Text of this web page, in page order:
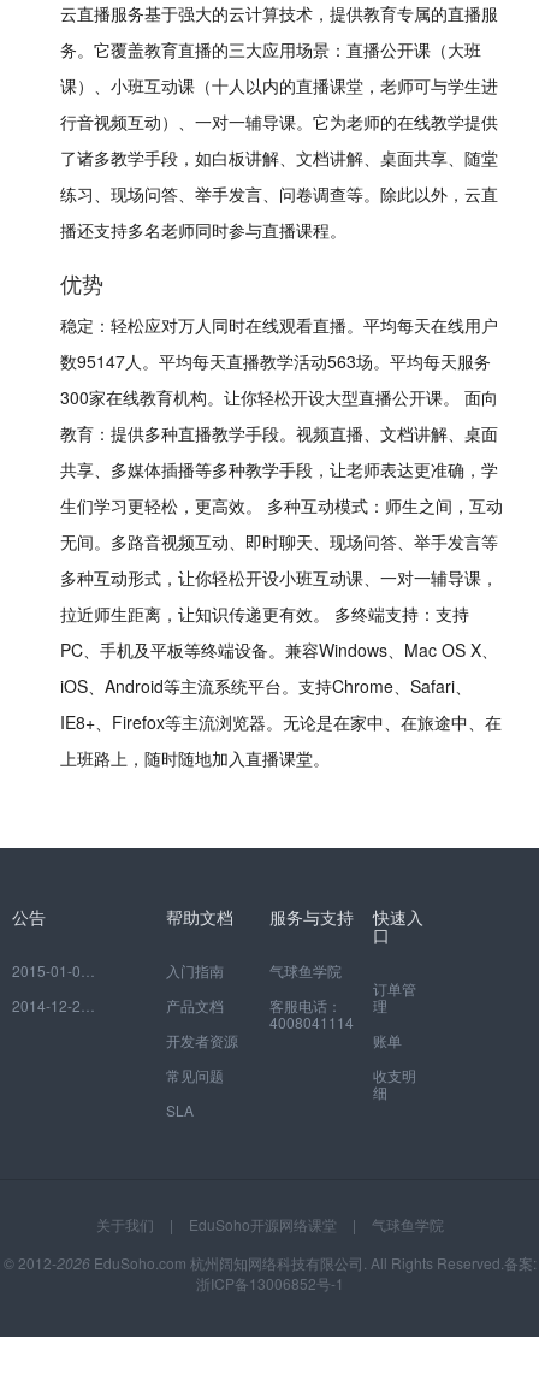
云直播服务基于强大的云计算技术，提供教育专属的直播服
务。它覆盖教育直播的三大应用场景：直播公开课（大班
课）、小班互动课（十人以内的直播课堂，老师可与学生进
行音视频互动）、一对一辅导课。它为老师的在线教学提供
了诸多教学手段，如白板讲解、文档讲解、桌面共享、随堂
练习、现场问答、举手发言、问卷调查等。除此以外，云直
播还支持多名老师同时参与直播课程。
优势
稳定：轻松应对万人同时在线观看直播。平均每天在线用户
数95147人。平均每天直播教学活动563场。平均每天服务
300家在线教育机构。让你轻松开设大型直播公开课。 面向
教育：提供多种直播教学手段。视频直播、文档讲解、桌面
共享、多媒体插播等多种教学手段，让老师表达更准确，学
生们学习更轻松，更高效。 多种互动模式：师生之间，互动
无间。多路音视频互动、即时聊天、现场问答、举手发言等
多种互动形式，让你轻松开设小班互动课、一对一辅导课，
拉近师生距离，让知识传递更有效。 多终端支持：支持
PC、手机及平板等终端设备。兼容Windows、Mac OS X、
iOS、Android等主流系统平台。支持Chrome、Safari、
IE8+、Firefox等主流浏览器。无论是在家中、在旅途中、在
上班路上，随时随地加入直播课堂。
公告
如何注册并绑定自己的网校
EduSoho开放云平台常见问题
帮助文档
入门指南
产品文档
开发者资源
常见问题
SLA
服务与支持
气球鱼学院
客服电话：
4008041114
快速入
口
订单管
理
账单
收支明
细
关于我们 | EduSoho开源网络课堂 |
气球鱼学院
© 2012-2026EduSoho.com 杭州阔知网络科技有限公司. All Rights Reserved.备案:
浙ICP备13006852号-1